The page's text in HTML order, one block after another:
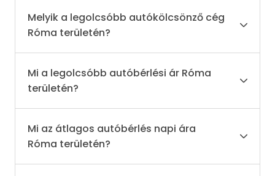
Melyik a legolcsóbb autókölcsönző cég
Róma területén?
Mi a legolcsóbb autóbérlési ár Róma
területén?
Mi az átlagos autóbérlés napi ára
Róma területén?